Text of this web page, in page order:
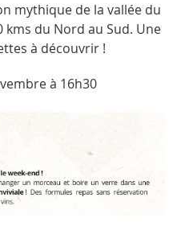
mythique de la vallée du
kms du Nord au Sud. Une
à découvrir !
à 16h30